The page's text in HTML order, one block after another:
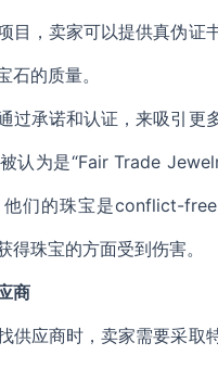
目， 卖家可以提供真伪证
石的质量。
过承诺和认证 ，来吸引更
认为是“Fair Trade
他们的珠宝是conflict-free
得珠宝的方面受到伤害。
商
供应商时，卖家需要采取